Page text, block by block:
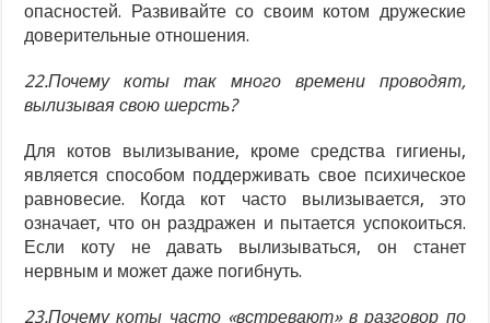
опасностей. Развивайте со своим котом дружеские
доверительные отношения.
22.Почему коты так много времени проводят,
вылизывая свою шерсть?
Для котов вылизывание, кроме средства гигиены,
является способом поддерживать свое психическое
равновесие. Когда кот часто вылизывается, это
означает, что он раздражен и пытается успокоиться.
Если коту не давать вылизываться, он станет
нервным и может даже погибнуть.
23.Почему коты часто «встревают» в разговор по